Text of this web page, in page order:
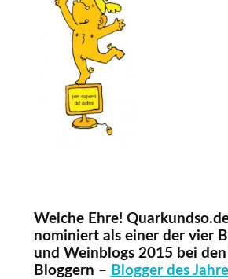
Welche Ehre!
nominiert als einer der vier
und Weinblogs 2015 bei den
Bloggern – Blogger des